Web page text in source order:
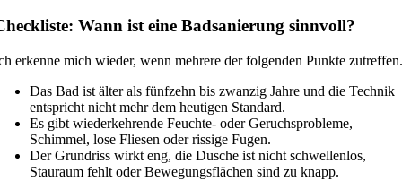
Wann ist eine Badsanierung sinnvoll?
erkenne mich wieder, wenn mehrere der folgenden Punkte zutreffen.
Das Bad ist älter als fünfzehn bis zwanzig Jahre und die Technik
entspricht nicht mehr dem heutigen Standard.
Es gibt wiederkehrende Feuchte- oder Geruchsprobleme,
Schimmel, lose Fliesen oder rissige Fugen.
Der Grundriss wirkt eng, die Dusche ist nicht schwellenlos,
Stauraum fehlt oder Bewegungsflächen sind zu knapp.